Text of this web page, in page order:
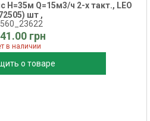
Н=35м Q=15м3/ч 2-х такт., LEO
шт ,
грн
в наличии
о товаре